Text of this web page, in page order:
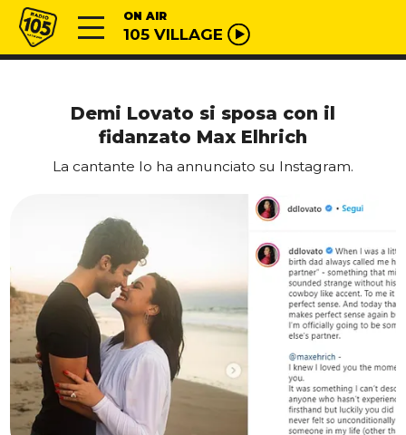
Vai al contenuto
Radio 105 ON AIR
105 VILLAGE
Demi Lovato si sposa con il
fidanzato Max Elhrich
La cantante lo ha annunciato su Instagram.